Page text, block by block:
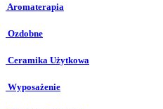
Aromaterapia
Ozdobne
Ceramika Użytkowa
Wyposażenie